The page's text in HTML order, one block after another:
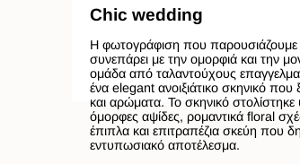
Chic wedding
Η φωτογράφιση που
συνεπάρει με την ομορφιά και την
ομάδα από ταλαντούχους
ένα elegant ανοιξιάτικο σκηνικό που
και αρώματα. Το σκηνικό
όμορφες αψίδες, ρομαντικά floral
έπιπλα και επιτραπέζια σκεύη που
εντυπωσιακό αποτέλεσμα.